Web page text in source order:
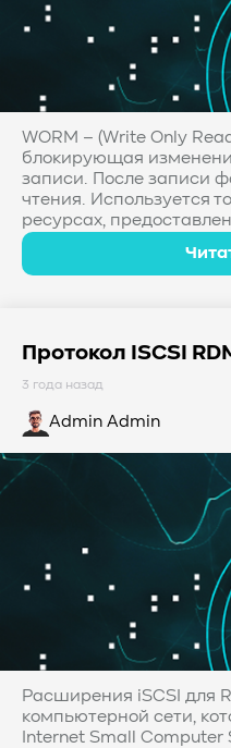
WORM – (Write Only
блокирующая
записи. После записи
чтения. Используется
ресурсах,
Протокол ISCSI
3 года назад
Admin Admin
Расширения iSCSI для
компьютерной сети,
Internet Small Computer